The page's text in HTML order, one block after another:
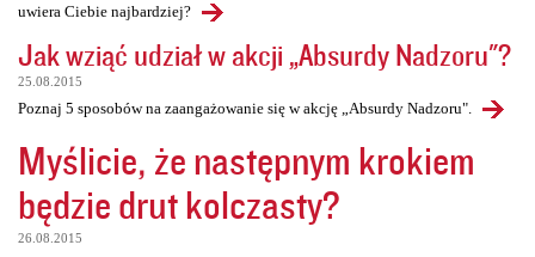
uwiera Ciebie najbardziej?
Jak wziąć udział w akcji „Absurdy Nadzoru"?
25.08.2015
Poznaj 5 sposobów na zaangażowanie się w akcję „Absurdy Nadzoru".
Myślicie, że następnym krokiem
będzie drut kolczasty?
26.08.2015